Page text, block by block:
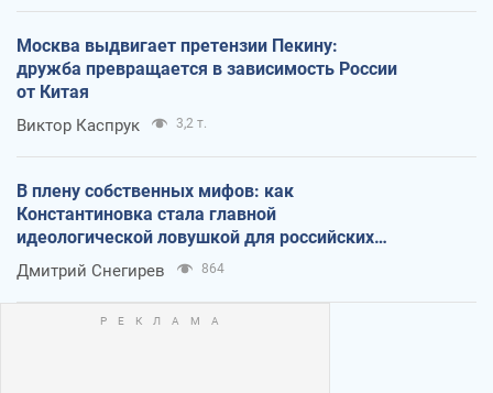
Москва выдвигает претензии Пекину:
дружба превращается в зависимость России
от Китая
Виктор Каспрук 3,2 т.
В плену собственных мифов: как
Константиновка стала главной
идеологической ловушкой для российских
оккупантов
Дмитрий Снегирев 864